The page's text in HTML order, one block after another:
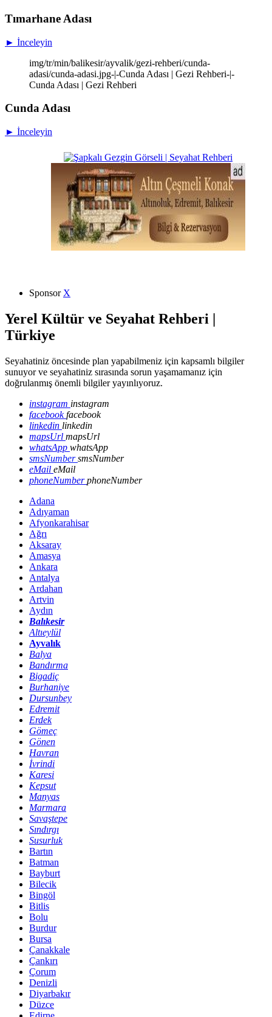
Tımarhane Adası
► İnceleyin
img/tr/min/balikesir/ayvalik/gezi-rehberi/cunda-
adasi/cunda-adasi.jpg-|-Cunda Adası | Gezi Rehberi-|-
Cunda Adası | Gezi Rehberi
Cunda Adası
► İnceleyin
Sponsor X
Yerel Kültür ve Seyahat Rehberi |
Türkiye
Seyahatiniz öncesinde plan yapabilmeniz için kapsamlı bilgiler
sunuyor ve seyahatiniz sırasında sorun yaşamamanız için
doğrulanmış önemli bilgiler yayınlıyoruz.
instagram instagram
facebookfacebook
linkedin linkedin
mapsUrl mapsUrl
whatsApp whatsApp
smsNumbersmsNumber
eMail eMail
phoneNumberphoneNumber
Adana
Adıyaman
Afyonkarahisar
Ağrı
Aksaray
Amasya
Ankara
Antalya
Ardahan
Artvin
Aydın
Balıkesir
Altıeylül
Ayvalık
Balya
Bandırma
Bigadiç
Burhaniye
Dursunbey
Edremit
Erdek
Gömeç
Gönen
Havran
İvrindi
Karesi
Kepsut
Manyas
Marmara
Savaştepe
Sındırgı
Susurluk
Bartın
Batman
Bayburt
Bilecik
Bingöl
Bitlis
Bolu
Burdur
Bursa
Çanakkale
Çankırı
Çorum
Denizli
Diyarbakır
Düzce